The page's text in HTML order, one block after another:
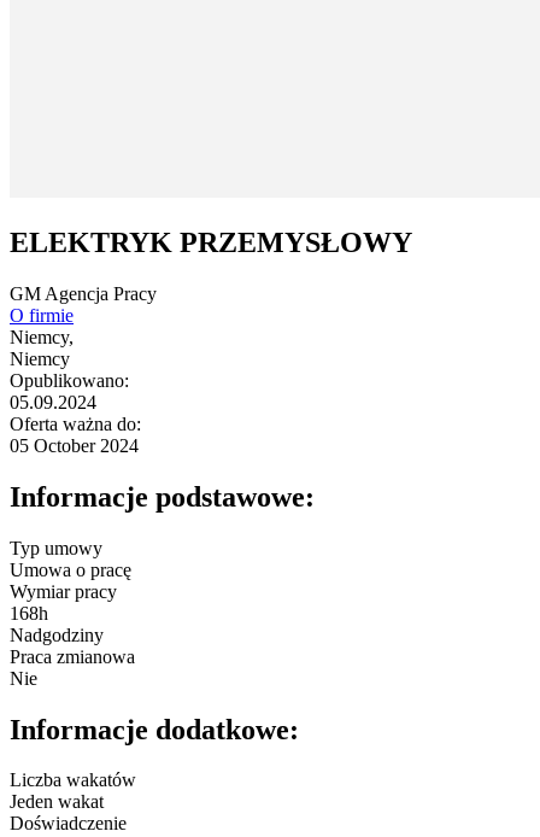
ELEKTRYK PRZEMYSŁOWY
GM Agencja Pracy
O firmie
Niemcy,
Niemcy
Opublikowano:
05.09.2024
Oferta ważna do:
05 October 2024
Informacje podstawowe:
Typ umowy
Umowa o pracę
Wymiar pracy
168h
Nadgodziny
Praca zmianowa
Nie
Informacje dodatkowe:
Liczba wakatów
Jeden wakat
Doświadczenie